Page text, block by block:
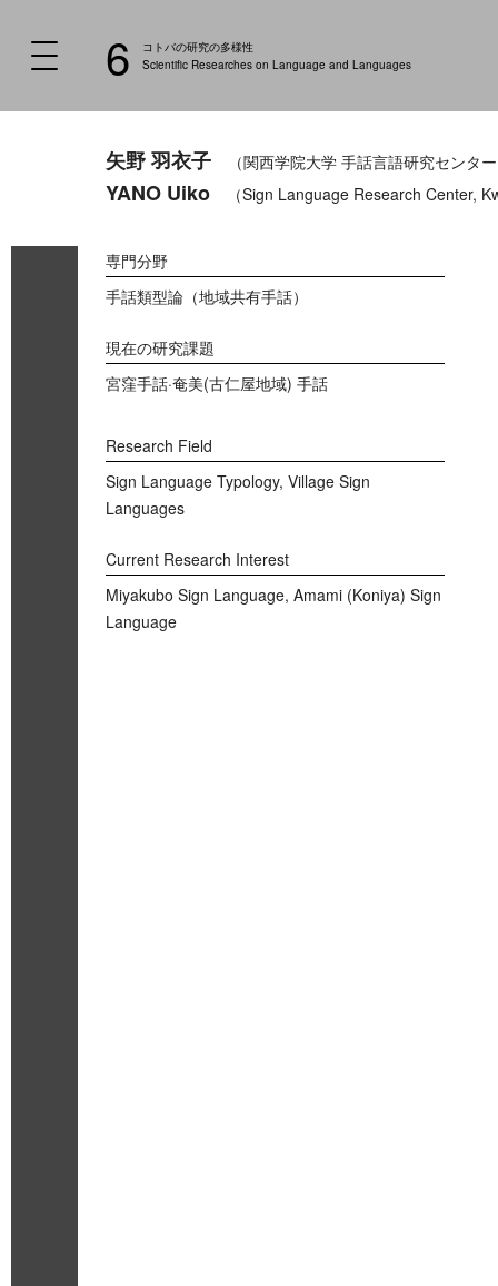
6
コトバの研究の多様性
Scientific Researches on Language and Languages
矢野 羽衣子 （関西学院大学 手話言語研究センタ
YANO Uiko （Sign Language Research Center,
専門分野
手話類型論（地域共有手話）
現在の研究課題
宮窪手話·奄美(古仁屋地域) 手話
Research Field
Sign Language Typology, Village Sign
Languages
Current Research Interest
Miyakubo Sign Language, Amami (Koniya) Sign
Language